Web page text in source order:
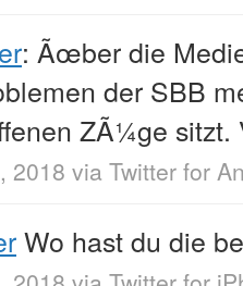
: Ãœber die
der SBB
ZÃ¼ge sitzt.
2018 via Twitter for
Wo hast du die